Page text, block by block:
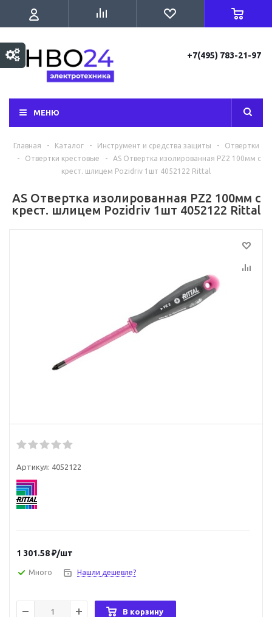
+7(495) 783-21-97
МЕНЮ
Главная - Каталог - Инструмент и средства защиты -
Отвертки
-
Отвертки крестовые -
AS Отвертка изолированная PZ2 100мм с
крест. шлицем Pozidriv 1шт 4052122 Rittal
AS Отвертка изолированная PZ2 100мм с
крест. шлицем Pozidriv 1шт 4052122 Rittal
Артикул: 4052122
1 301.58₽/шт
Много Нашли дешевле?
В корзину